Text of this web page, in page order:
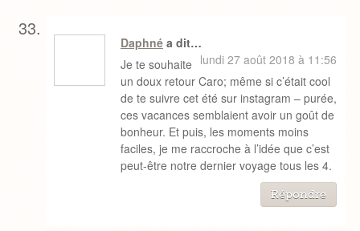
Daphnéa dit…
lundi 27 août 2018 à 11:56
Je te souhaite
un doux retour Caro; même si c’était cool
de te suivre cet été sur instagram – purée,
ces vacances semblaient avoir un goût de
bonheur. Et puis, les moments moins
faciles, je me raccroche à l’idée que c’est
peut-être notre dernier voyage tous les 4.
Répondre